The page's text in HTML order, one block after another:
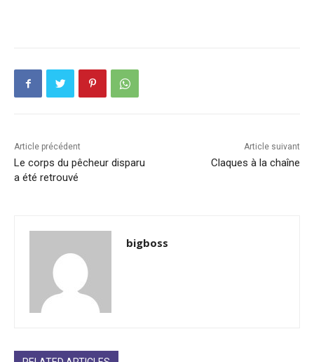
Article précédent
Le corps du pêcheur disparu
a été retrouvé
Article suivant
Claques à la chaîne
bigboss